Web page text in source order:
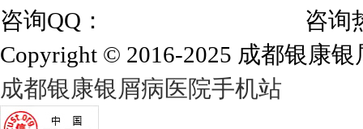
咨询QQ：
咨询热线
Copyright © 2016-2025 成都银康银
成都银康银屑病医院手机站